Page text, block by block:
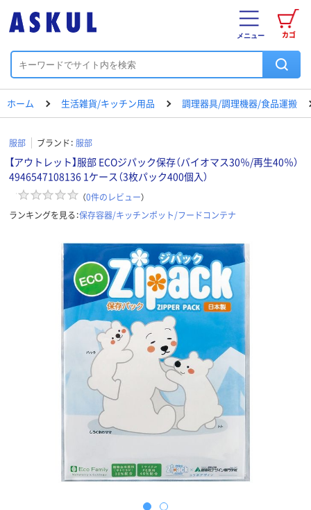
カゴ
メニュー
ホーム 生活雑貨/キッチン用品 調理器具/調理機器/食品運搬
服部 ブランド： 服部
【アウトレット】服部 ECOジパック保存（バイオマス30％/再生40％）
4946547108136 1ケース（3枚パック400個入）
（0件のレビュー）
ランキングを見る：保存容器/キッチンポット/フードコンテナ